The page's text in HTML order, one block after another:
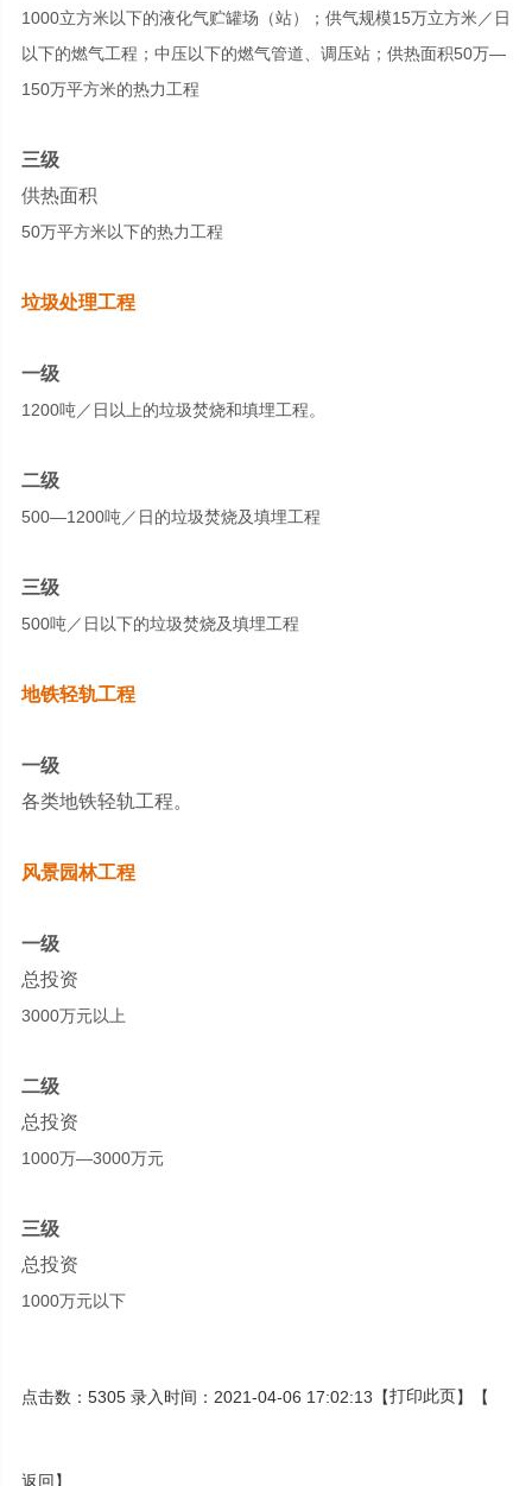
1000立方米以下的液化气贮罐场（站）；供气规模15万立方米／日
以下的燃气工程；中压以下的燃气管道、调压站；供热面积50万—
150万平方米的热力工程
三级
供热面积
50万平方米以下的热力工程
垃圾处理工程
一级
1200吨／日以上的垃圾焚烧和填埋工程。
二级
500—1200吨／日的垃圾焚烧及填埋工程
三级
500吨／日以下的垃圾焚烧及填埋工程
地铁轻轨工程
一级
各类地铁轻轨工程。
风景园林工程
一级
总投资
3000万元以上
二级
总投资
1000万—3000万元
三级
总投资
1000万元以下
点击数：5305 录入时间：2021-04-06 17:02:13【打印此页】【
返回 】